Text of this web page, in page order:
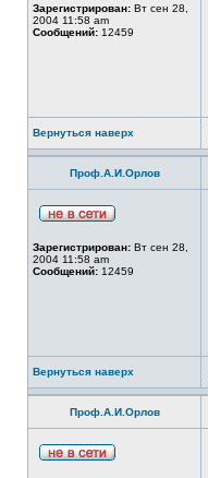
Зарегистрирован: Вт сен 28,
2004 11:58 am
Сообщений: 12459
Вернуться наверх
Проф.А.И.Орлов
Зарегистрирован: Вт сен 28,
2004 11:58 am
Сообщений: 12459
Вернуться наверх
Проф.А.И.Орлов